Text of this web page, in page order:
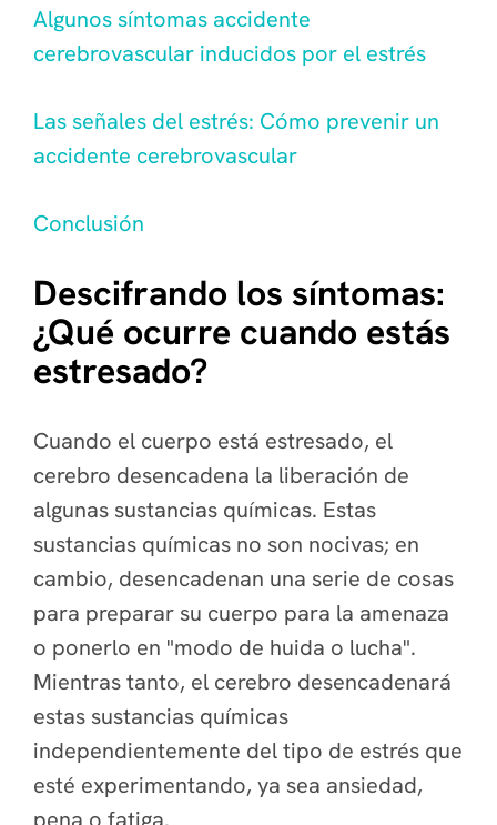
Algunos síntomas accidente
cerebrovascular inducidos por el estrés
Las señales del estrés: Cómo prevenir un
accidente cerebrovascular
Conclusión
Descifrando los síntomas:
¿Qué ocurre cuando estás
estresado?
Cuando el cuerpo está estresado, el
cerebro desencadena la liberación de
algunas sustancias químicas. Estas
sustancias químicas no son nocivas; en
cambio, desencadenan una serie de cosas
para preparar su cuerpo para la amenaza
o ponerlo en "modo de huida o lucha".
Mientras tanto, el cerebro desencadenará
estas sustancias químicas
independientemente del tipo de estrés que
esté experimentando, ya sea ansiedad,
pena o fatiga.